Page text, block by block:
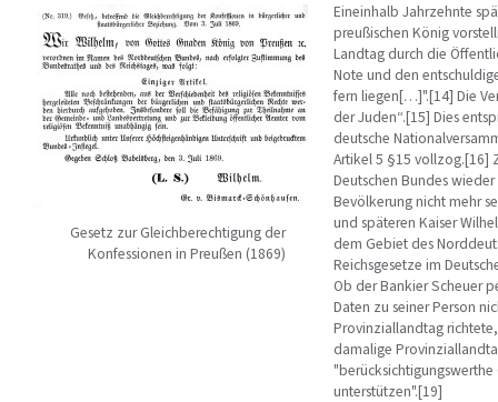
Gesetz zur Gleichberechtigung der
Konfessionen in Preußen (1869)
Eineinhalb Jahrzehnte
preußischen König
Landtag durch die
Note und den
fern liegen[…]".[14] Die
der Juden“.[15] Dies
deutsche
Artikel 5 §15 vollzog.[16]
Deutschen Bundes
Bevölkerung nicht mehr
und späteren Kaiser
dem Gebiet des
Reichsgesetze im
Ob der Bankier Scheuer
Daten zu seiner Person
Provinziallandtag
damalige
unterstützen".[19]